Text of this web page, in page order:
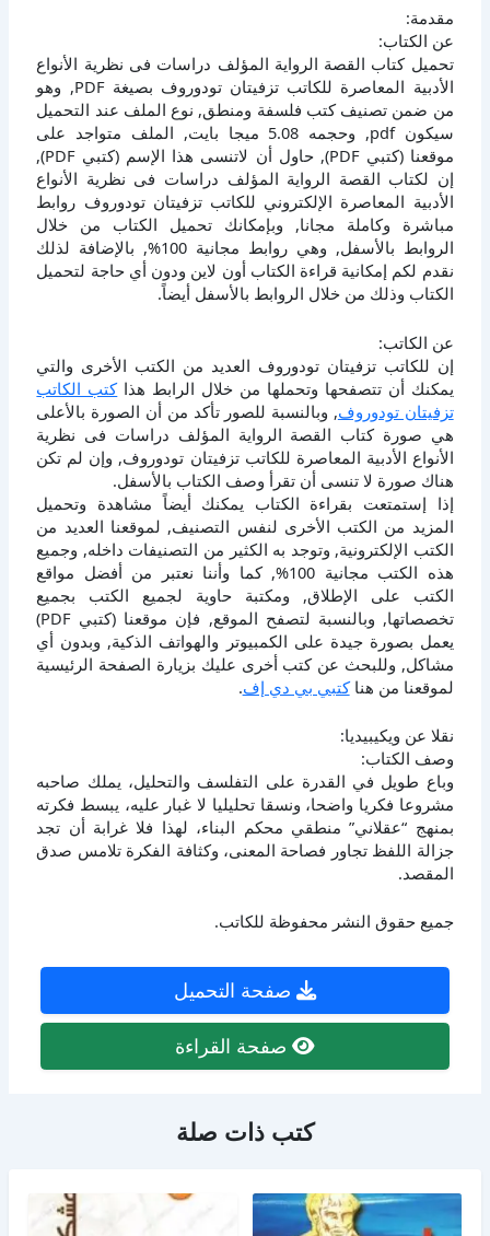
مقدمة:
عن الكتاب:
تحميل كتاب القصة الرواية المؤلف دراسات فى نظرية الأنواع
الأدبية المعاصرة للكاتب تزفيتان تودوروف بصيغة PDF, وهو
من ضمن تصنيف كتب فلسفة ومنطق, نوع الملف عند التحميل
سيكون pdf, وحجمه 5.08 ميجا بايت, الملف متواجد على
موقعنا (كتبي PDF), حاول أن لاتنسى هذا الإسم (كتبي PDF),
إن لكتاب القصة الرواية المؤلف دراسات فى نظرية الأنواع
الأدبية المعاصرة الإلكتروني للكاتب تزفيتان تودوروف روابط
مباشرة وكاملة مجانا, وبإمكانك تحميل الكتاب من خلال
الروابط بالأسفل, وهي روابط مجانية 100%, بالإضافة لذلك
نقدم لكم إمكانية قراءة الكتاب أون لاين ودون أي حاجة لتحميل
الكتاب وذلك من خلال الروابط بالأسفل أيضاً.
عن الكاتب:
إن للكاتب تزفيتان تودوروف العديد من الكتب الأخرى والتي
يمكنك أن تتصفحها وتحملها من خلال الرابط هذاكتب الكاتب
تزفيتان تودوروف, وبالنسبة للصور تأكد من أن الصورة بالأعلى
هي صورة كتاب القصة الرواية المؤلف دراسات فى نظرية
الأنواع الأدبية المعاصرة للكاتب تزفيتان تودوروف, وإن لم تكن
هناك صورة لا تنسى أن تقرأ وصف الكتاب بالأسفل.
إذا إستمتعت بقراءة الكتاب يمكنك أيضاً مشاهدة وتحميل
المزيد من الكتب الأخرى لنفس التصنيف, لموقعنا العديد من
الكتب الإلكترونية, وتوجد به الكثير من التصنيفات داخله, وجميع
هذه الكتب مجانية 100%, كما وأننا نعتبر من أفضل مواقع
الكتب على الإطلاق, ومكتبة حاوية لجميع الكتب بجميع
تخصصاتها, وبالنسبة لتصفح الموقع, فإن موقعنا (كتبي PDF)
يعمل بصورة جيدة على الكمبيوتر والهواتف الذكية, وبدون أي
مشاكل, وللبحث عن كتب أخرى عليك بزيارة الصفحة الرئيسية
لموقعنا من هناكتبي بي دي إف.
نقلا عن ويكيبيديا:
وصف الكتاب:
وباع طويل في القدرة على التفلسف والتحليل، يملك صاحبه
مشروعا فكريا واضحا، ونسقا تحليليا لا غبار عليه، يبسط فكرته
بمنهج “عقلاني” منطقي محكم البناء، لهذا فلا غرابة أن تجد
جزالة اللفظ تجاور فصاحة المعنى، وكثافة الفكرة تلامس صدق
المقصد.
جميع حقوق النشر محفوظة للكاتب.
صفحة التحميل
صفحة القراءة
كتب ذات صلة